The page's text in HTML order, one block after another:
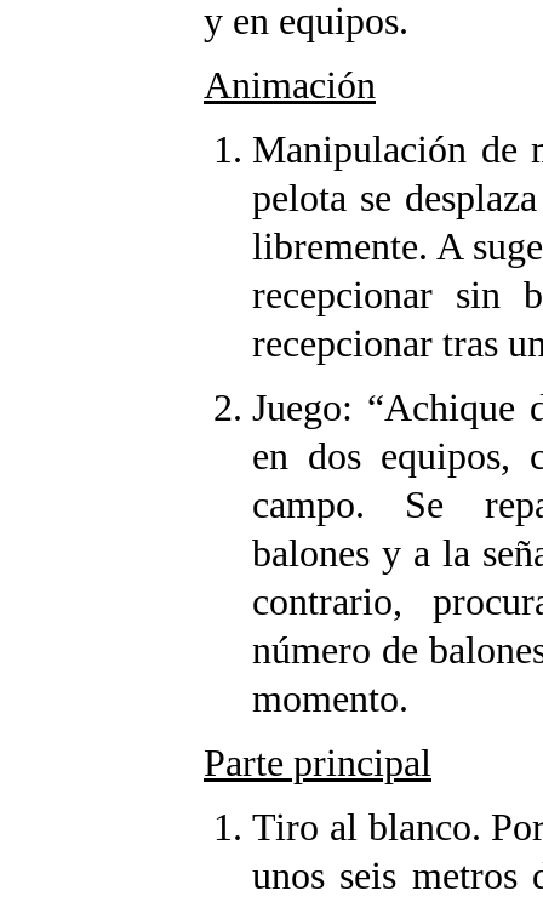
y en equipos.
Animación
Manipulación de
pelota se
libremente. A
recepcionar sin
recepcionar tras
Juego: “Achique
en dos equipos,
campo. Se
balones y a la
contrario,
número de
momento.
Parte principal
Tiro al blanco.
unos seis metros